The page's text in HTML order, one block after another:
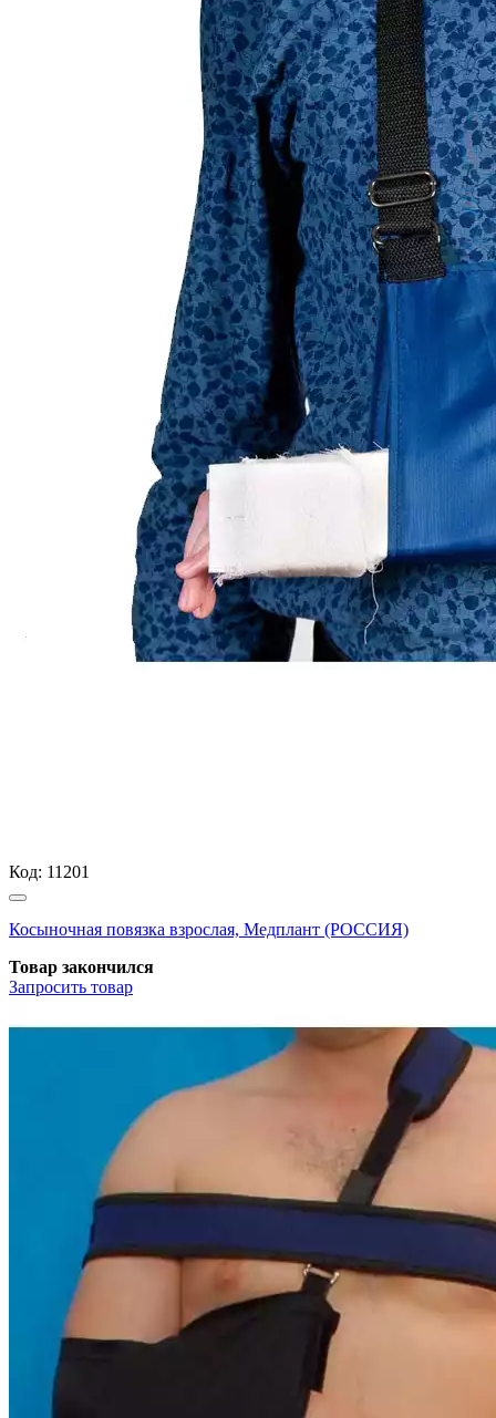
Код: 11201
Косыночная повязка взрослая, Медплант (РОССИЯ)
Товар закончился
Запросить товар